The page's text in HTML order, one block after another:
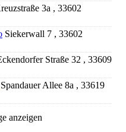
3a , 33602
Siekerwall 7 , 33602
Straße 32 , 33609
Spandauer Allee 8a , 33619
anzeigen